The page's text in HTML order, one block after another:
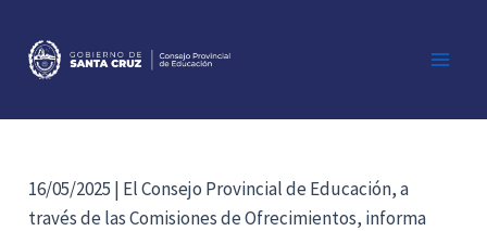
contenido
16/05/2025 | El Consejo Provincial de Educación, a
través de las Comisiones de Ofrecimientos, informa